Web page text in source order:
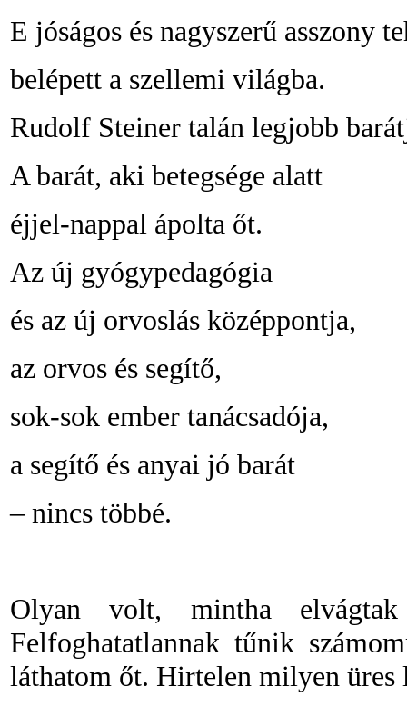
E jóságos és nagyszerű asszony
belépett a szellemi világba.
Rudolf Steiner talán legjobb
A barát, aki betegsége alatt
éjjel-nappal ápolta őt.
Az új gyógypedagógia
és az új orvoslás középpontja,
az orvos és segítő,
sok-sok ember tanácsadója,
a segítő és anyai jó barát
– nincs többé.
Olyan volt, mintha
Felfoghatatlannak tűnik
láthatom őt. Hirtelen milyen